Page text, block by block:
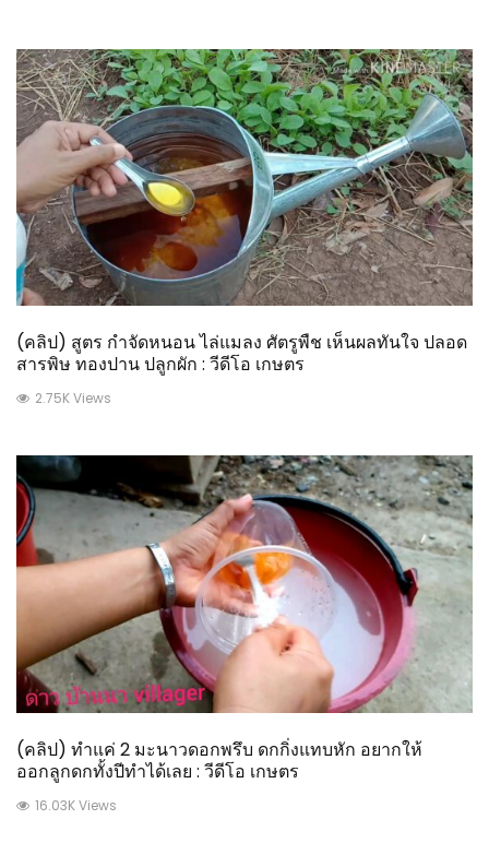
(คลิป) สูตร กำจัดหนอน ไล่แมลง ศัตรูพืช เห็นผลทันใจ ปลอด
สารพิษ ทองปาน ปลูกผัก : วีดีโอ เกษตร
2.75K Views
(คลิป) ทำแค่ 2 มะนาวดอกพรึบ ดกกิ่งแทบหัก อยากให้
ออกลูกดกทั้งปีทำได้เลย : วีดีโอ เกษตร
16.03K Views